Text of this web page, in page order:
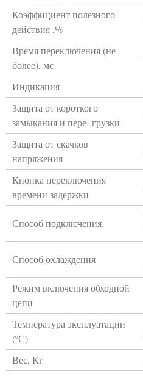
Коэффициент полезного
действия ,%
Время переключения (не
более), мс
Индикация
Защита от короткого
замыкания и пере- грузки
Защита от скачков
напряжения
Кнопка переключения
времени задержки
Способ подключения.
Способ охлаждения
Режим включения обходной
цепи
Температура эксплуатации
(ºС)
Вес, Кг